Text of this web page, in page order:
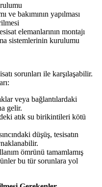
ve bakımının yapılması
elemanlarının montajı
sistemlerinin kurulumu
sorunları ile karşılaşabilir.
veya bağlantılardaki
gelir.
atık su birikintileri kötü
düşüş, tesisatın
ömrünü tamamlamış
bu tür sorunlara yol